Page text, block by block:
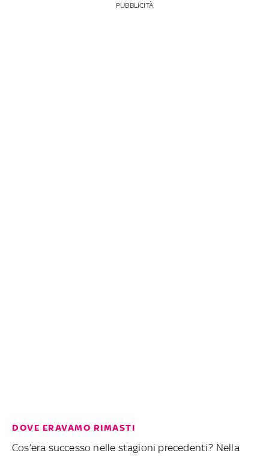
PUBBLICITÀ
DOVE ERAVAMO RIMASTI
Cos’era successo nelle stagioni precedenti? Nella